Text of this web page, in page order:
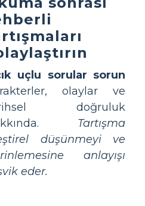
uçlu sorular sorun
olaylar ve
doğruluk
Tartışma
düşünmeyi ve
anlayışı
eder.